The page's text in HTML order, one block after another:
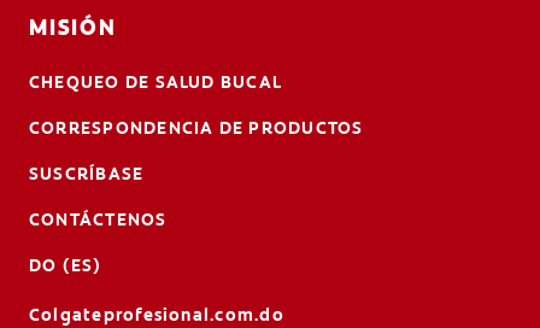
MISIÓN
CHEQUEO DE SALUD BUCAL
CORRESPONDENCIA DE PRODUCTOS
SUSCRÍBASE
CONTÁCTENOS
DO (ES)
Colgateprofesional.com.do